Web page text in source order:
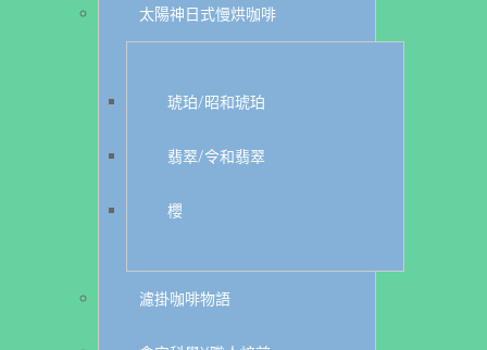
太陽神日式慢烘咖啡
琥珀/昭和琥珀
翡翠/令和翡翠
櫻
濾掛咖啡物語